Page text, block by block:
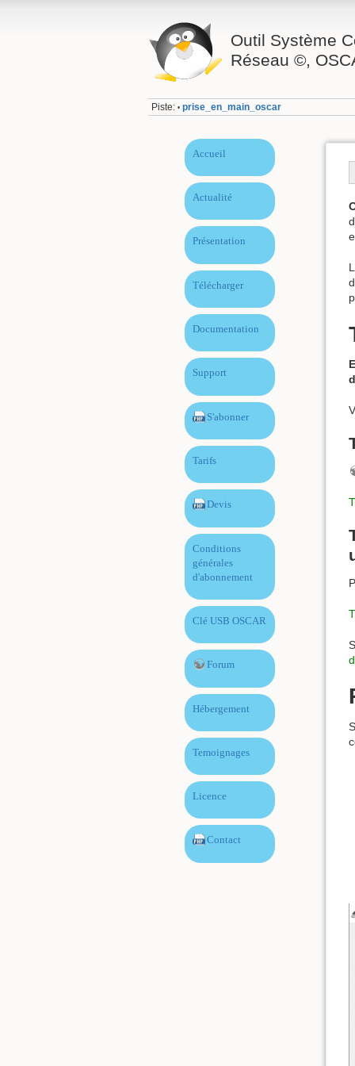
Outil Système
Réseau ©,
Piste: • prise_en_main_oscar
Accueil
Actualité
Présentation
Télécharger
Documentation
Support
S'abonner
Tarifs
Devis
Conditions
générales
d'abonnement
Clé USB OSCAR
Forum
Hébergement
Temoignages
Licence
Contact